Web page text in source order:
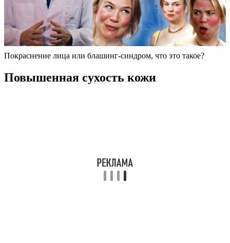
Покраснение лица или блашинг-синдром, что это такое?
Повышенная сухость кожи